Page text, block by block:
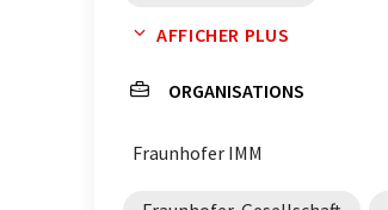
électrochimie
microréacteurs
électrosynthèse
AFFICHER PLUS
ORGANISATIONS
Fraunhofer IMM